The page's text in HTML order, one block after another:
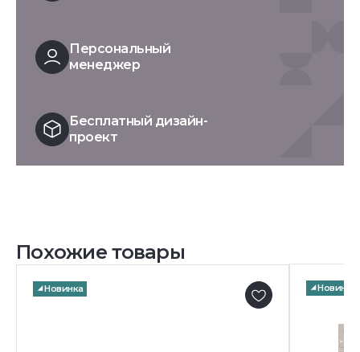
Персональный
менеджер
Бесплатный дизайн-
проект
Похожие товары
Новинка Новинка